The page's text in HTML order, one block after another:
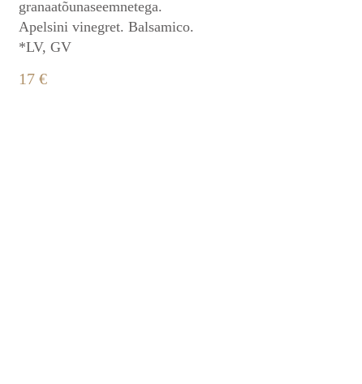
granaatõunaseemnetega.
Apelsini vinegret. Balsamico.
*LV, GV
17 €